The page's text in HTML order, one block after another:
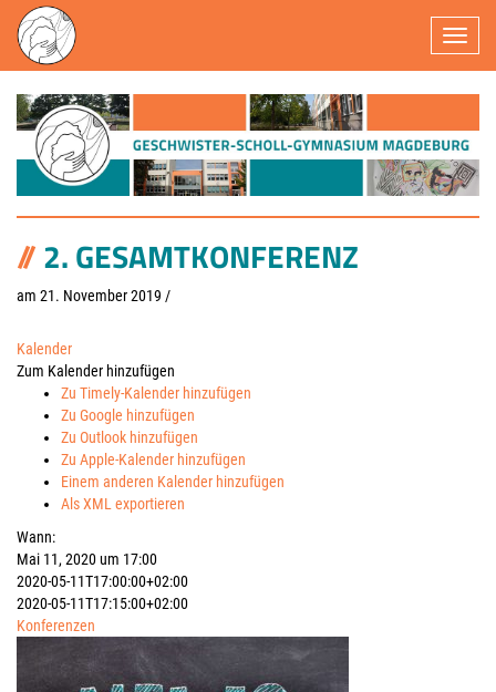
2. GESAMTKONFERENZ
am 21. November 2019 /
Kalender
Zum Kalender hinzufügen
Zu Timely-Kalender hinzufügen
Zu Google hinzufügen
Zu Outlook hinzufügen
Zu Apple-Kalender hinzufügen
Einem anderen Kalender hinzufügen
Als XML exportieren
Wann:
Mai 11, 2020 um 17:00
2020-05-11T17:00:00+02:00
2020-05-11T17:15:00+02:00
Konferenzen